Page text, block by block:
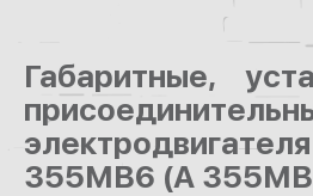
Габаритные,
355МВ6 (А